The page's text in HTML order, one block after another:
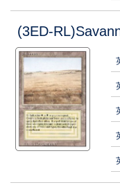
(3ED-